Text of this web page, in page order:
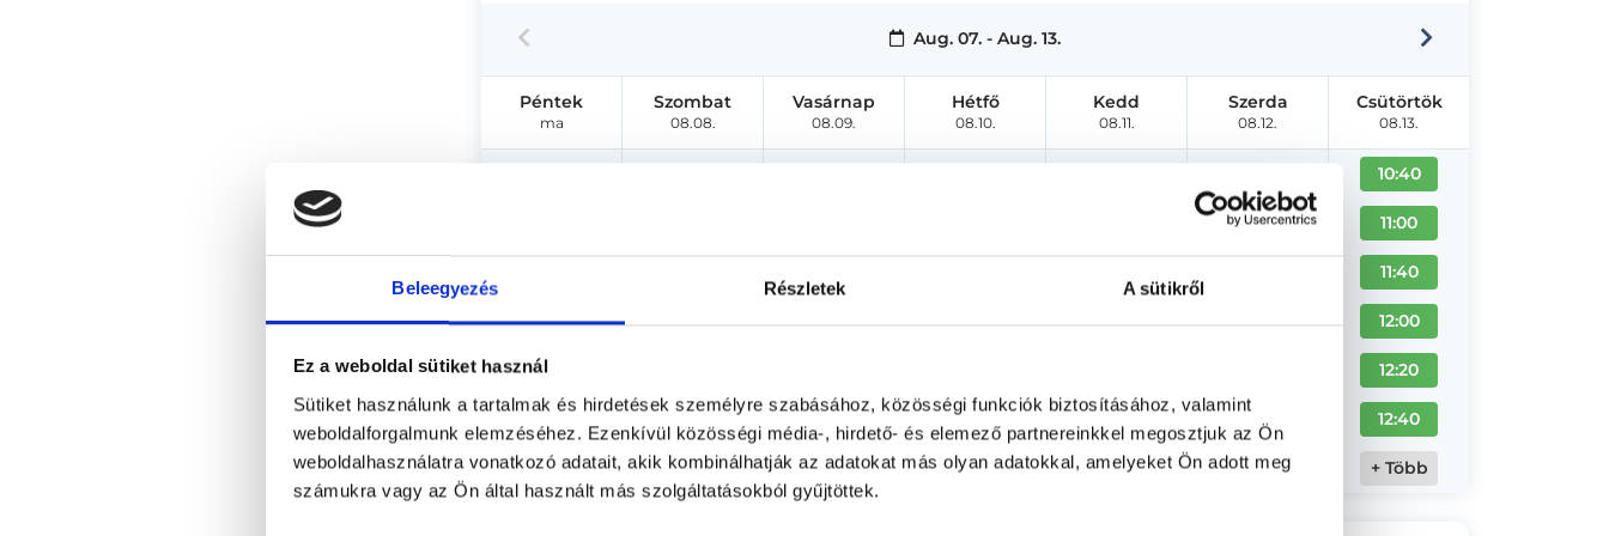
Beleegyezés Részletek A sütikről
Ez a weboldal sütiket használ
Sütiket használunk a tartalmak és hirdetések személyre szabásához, közösségi funkciók biztosításához, valamint
weboldalforgalmunk elemzéséhez. Ezenkívül közösségi média-, hirdető- és elemező partnereinkkel megosztjuk az Ön
weboldalhasználatra vonatkozó adatait, akik kombinálhatják az adatokat más olyan adatokkal, amelyeket Ön adott meg
számukra vagy az Ön által használt más szolgáltatásokból gyűjtöttek.
Aug. 07. - Aug. 13.
Péntek
ma
Szombat
08.08.
Vasárnap
08.09.
Hétfő
08.10.
Kedd
08.11.
Szerda
08.12.
Csütörtök
08.13.
10:40
11:00
11:40
12:00
12:20
12:40
+ Több